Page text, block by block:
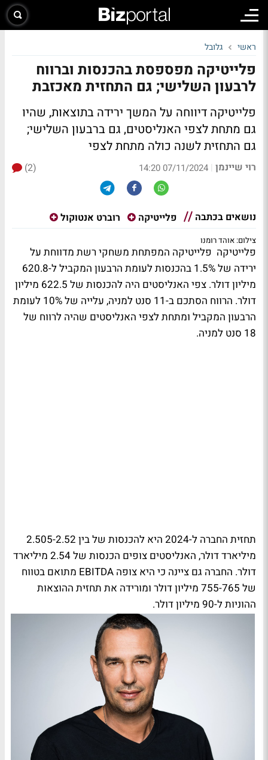
ראשי גלובל
פלייטיקה מפספסת בהכנסות וברווח
לרבעון השלישי; גם התחזית מאכזבת
פלייטיקה דיווחה על המשך ירידה בתוצאות, שהיו
גם מתחת לצפי האנליסטים, גם ברבעון השלישי;
גם התחזית לשנה כולה מתחת לצפי
רוי שיינמן |
07/11/2024 14:20
(2)
נושאים בכתבה פלייטיקה רוברט אנטוקול
צילום: אוהד רומנו
פלייטיקה פלייטיקה המפתחת משחקי רשת מדווחת על
ירידה של 1.5% בהכנסות לעומת הרבעון המקביל ל-620.8
מיליון דולר. צפי האנליסטים היה להכנסות של 622.5 מיליון
דולר. הרווח הסתכם ב-11 סנט למניה, עלייה של 10% לעומת
הרבעון המקביל ומתחת לצפי האנליסטים שהיה לרווח של
18 סנט למניה.
תחזית החברה ל-2024 היא להכנסות של בין 2.505-2.52
מיליארד דולר, האנליסטים צופים הכנסות של 2.54 מיליארד
דולר. החברה גם ציינה כי היא צופה EBITDA מתואם בטווח
של 755-765 מיליון דולר ומורידה את תחזית ההוצאות
ההוניות ל-90 מיליון דולר.